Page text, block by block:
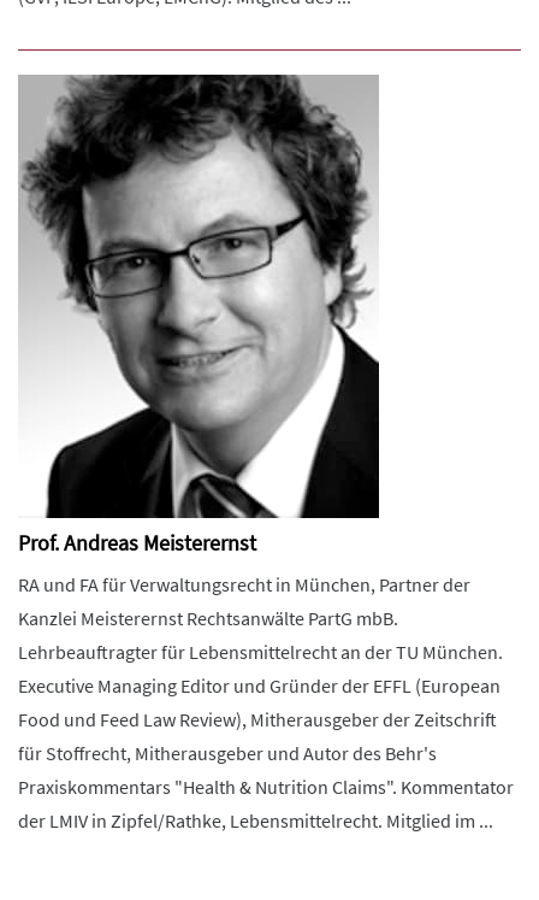
Prof. Andreas Meisterernst
RA und FA für Verwaltungsrecht in München, Partner der
Kanzlei Meisterernst Rechtsanwälte PartG mbB.
Lehrbeauftragter für Lebensmittelrecht an der TU München.
Executive Managing Editor und Gründer der EFFL (European
Food und Feed Law Review), Mitherausgeber der Zeitschrift
für Stoffrecht, Mitherausgeber und Autor des Behr's
Praxiskommentars "Health & Nutrition Claims". Kommentator
der LMIV in Zipfel/Rathke, Lebensmittelrecht. Mitglied im ...